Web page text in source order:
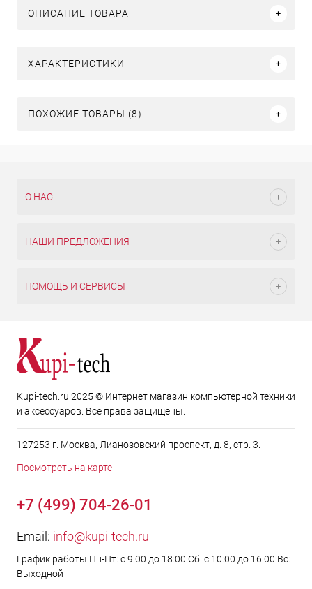
ОПИСАНИЕ ТОВАРА
ХАРАКТЕРИСТИКИ
ПОХОЖИЕ ТОВАРЫ (8)
О НАС
НАШИ ПРЕДЛОЖЕНИЯ
ПОМОЩЬ И СЕРВИСЫ
Kupi-tech.ru 2025 © Интернет магазин компьютерной техники
и аксессуаров. Все права защищены.
127253 г. Москва, Лианозовский проспект, д. 8, стр. 3.
Посмотреть на карте
+7 (499) 704-26-01
Email: info@kupi-tech.ru
График работы Пн-Пт: с 9:00 до 18:00 Сб: с 10:00 до 16:00 Вс:
Выходной